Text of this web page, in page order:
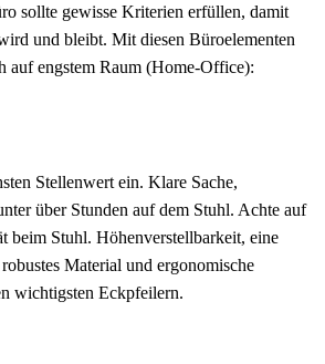
sollte gewisse Kriterien erfüllen, damit
und bleibt. Mit diesen Büroelementen
auf engstem Raum (Home-Office):
Stellenwert ein. Klare Sache,
über Stunden auf dem Stuhl. Achte auf
beim Stuhl. Höhenverstellbarkeit, eine
Material und ergonomische
wichtigsten Eckpfeilern.